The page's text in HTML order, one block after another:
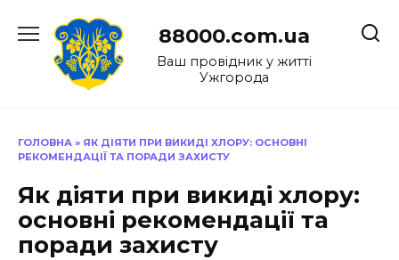
до
88000.com.ua
Ваш провідник у житті
Ужгорода
ГОЛОВНА » ЯК ДІЯТИ ПРИ ВИКИДІ ХЛОРУ: ОСНОВНІ
РЕКОМЕНДАЦІЇ ТА ПОРАДИ ЗАХИСТУ
Як діяти при викиді хлору:
основні рекомендації та
поради захисту